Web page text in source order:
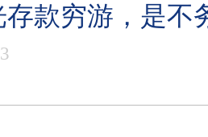
款穷游，是不